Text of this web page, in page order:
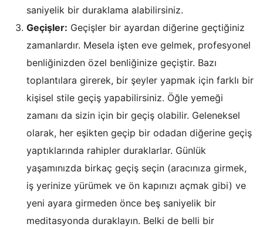
saniyelik bir duraklama alabilirsiniz.
Geçişler: Geçişler bir ayardan diğerine geçtiğiniz
zamanlardır. Mesela işten eve gelmek, profesyonel
benliğinizden özel benliğinize geçiştir. Bazı
toplantılara girerek, bir şeyler yapmak için farklı bir
kişisel stile geçiş yapabilirsiniz. Öğle yemeği
zamanı da sizin için bir geçiş olabilir. Geleneksel
olarak, her eşikten geçip bir odadan diğerine geçiş
yaptıklarında rahipler duraklarlar. Günlük
yaşamınızda birkaç geçiş seçin (aracınıza girmek,
iş yerinize yürümek ve ön kapınızı açmak gibi) ve
yeni ayara girmeden önce beş saniyelik bir
meditasyonda duraklayın. Belki de belli bir